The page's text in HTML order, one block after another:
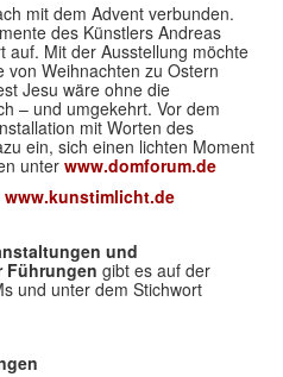
mit dem Advent verbunden.
des Künstlers Andreas
auf. Mit der Ausstellung möchte
von Weihnachten zu Ostern
Jesu wäre ohne die
– und umgekehrt. Vor dem
mit Worten des
ein, sich einen lichten Moment
unter www.domforum.de
www.kunstimlicht.de
und
gibt es auf der
und unter dem Stichwort